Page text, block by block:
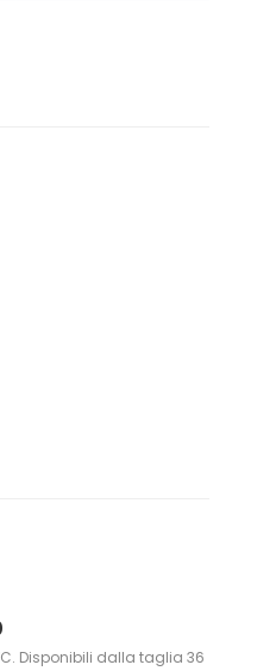
Disponibili dalla taglia 36